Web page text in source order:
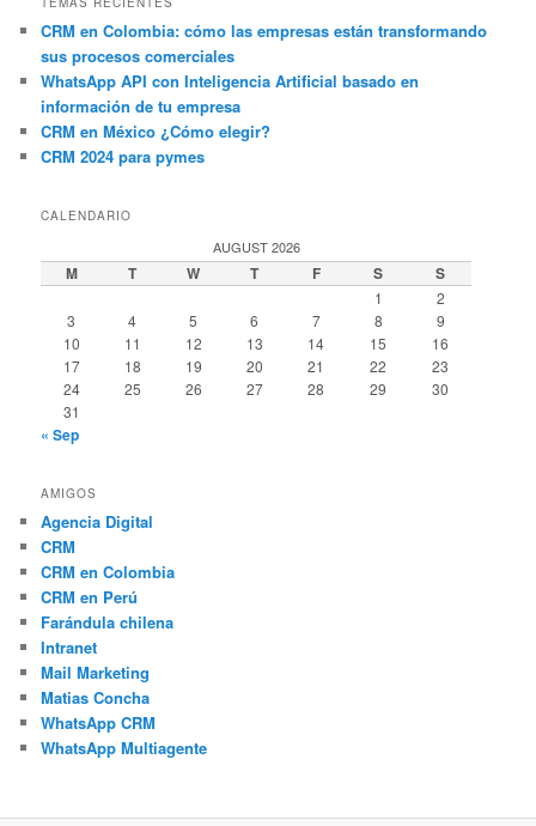
CRM en Colombia: cómo las empresas están transformando
sus procesos comerciales
WhatsApp API con Inteligencia Artificial basado en
información de tu empresa
CRM en México ¿Cómo elegir?
CRM 2024 para pymes
CALENDARIO
AUGUST 2026
M T W T F S S
1
2
3
4 5 6 7 8
9
10
11 12 13 14 15
16
17
18 19 20 21 22
23
24
25 26 27 28 29
30
31
« Sep
AMIGOS
Agencia Digital
CRM
CRM en Colombia
CRM en Perú
Farándula chilena
Intranet
Mail Marketing
Matias Concha
WhatsApp CRM
WhatsApp Multiagente